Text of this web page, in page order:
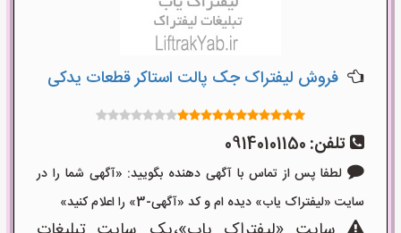
فروش لیفتراک جک پالت استاکر قطعات یدکی
تلفن: 09140101150
لطفا پس از تماس با آگهی دهنده بگویید: «آگهی شما را در
سایت «لیفتراک یاب» دیده ام و کد «آگهی-3» را اعلام کنید»